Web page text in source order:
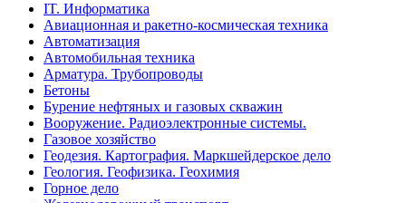
IT. Информатика
Авиационная и ракетно-космическая техника
Автоматизация
Автомобильная техника
Арматура. Трубопроводы
Бетоны
Бурение нефтяных и газовых скважин
Вооружение. Радиоэлектронные системы.
Газовое хозяйство
Геодезия. Картография. Маркшейдерское дело
Геология. Геофизика. Геохимия
Горное дело